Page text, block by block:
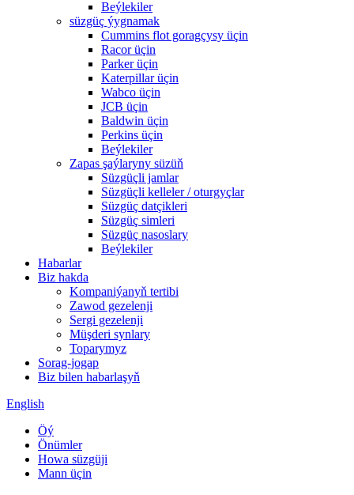
Beýlekiler
süzgüç ýygnamak
Cummins flot goragçysy üçin
Racor üçin
Parker üçin
Katerpillar üçin
Wabco üçin
JCB üçin
Baldwin üçin
Perkins üçin
Beýlekiler
Zapas şaýlaryny süzüň
Süzgüçli jamlar
Süzgüçli kelleler / oturgyçlar
Süzgüç datçikleri
Süzgüç simleri
Süzgüç nasoslary
Beýlekiler
Habarlar
Biz hakda
Kompaniýanyň tertibi
Zawod gezelenji
Sergi gezelenji
Müşderi synlary
Toparymyz
Sorag-jogap
Biz bilen habarlaşyň
English
Öý
Önümler
Howa süzgüji
Mann üçin